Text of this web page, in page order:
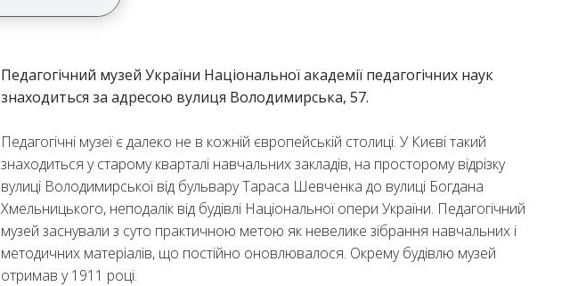
Педагогічний музей України Національної академії педагогічних наук
знаходиться за адресою вулиця Володимирська, 57.
Педагогічні музеї є далеко не в кожній європейській столиці. У Києві такий
знаходиться у старому кварталі навчальних закладів, на просторому відрізку
вулиці Володимирської від бульвару Тараса Шевченка до вулиці Богдана
Хмельницького, неподалік від будівлі Національної опери України. Педагогічний
музей заснували з суто практичною метою як невелике зібрання навчальних і
методичних матеріалів, що постійно оновлювалося. Окрему будівлю музей
отримав у 1911 році.